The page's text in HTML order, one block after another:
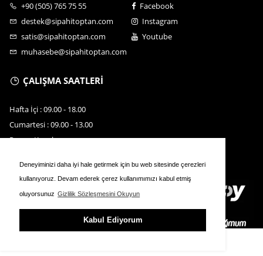
Deneyiminizi daha iyi hale getirmek için bu web sitesinde çerezleri
kullanıyoruz. Devam ederek çerez kullanımımızı kabul etmiş
oluyorsunuz Gizlilik Sözleşmesini Okuyun
Kabul Ediyorum
+90 (505) 765 75 55
destek@sipahitoptan.com
satis@sipahitoptan.com
muhasebe@sipahitoptan.com
Facebook
Instagram
Youtube
ÇALIŞMA SAATLERİ
Hafta İçi : 09.00 - 18.00
Cumartesi : 09.00 - 13.00
Pazar : Kapalı